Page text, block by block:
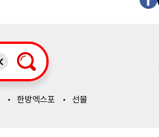
한방엑스포 선물